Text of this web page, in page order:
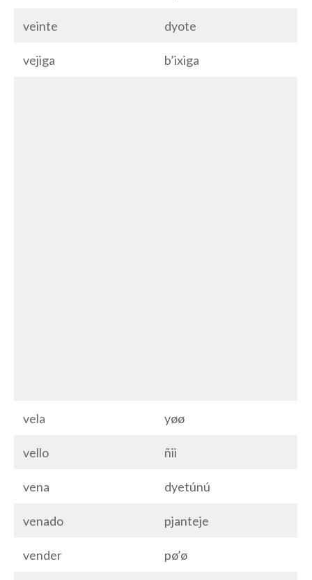
veinte dyote
vejiga b’ixiga
vela yøø
vello ñii
vena dyetúnú
venado pjanteje
vender pø’ø